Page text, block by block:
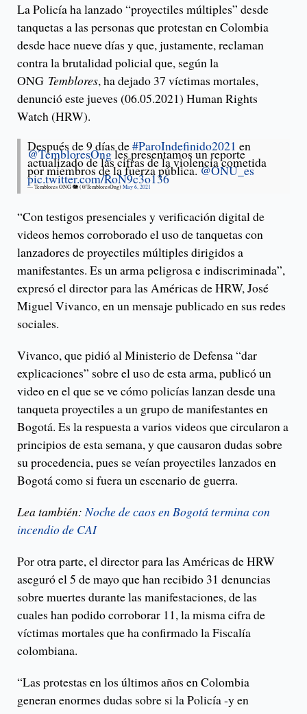
La Policía ha lanzado “proyectiles múltiples” desde
tanquetas a las personas que protestan en Colombia
desde hace nueve días y que, justamente, reclaman
contra la brutalidad policial que, según la
ONG Temblores, ha dejado 37 víctimas mortales,
denunció este jueves (06.05.2021) Human Rights
Watch (HRW).
Después de 9 días de#ParoIndefinido2021 en
@TembloresOngles presentamos un reporte
actualizado de las cifras de la violencia cometida
por miembros de la fuerza pública.@ONU_es
pic.twitter.com/RoN9c3o136
— Temblores ONG 🐘 (@TembloresOng) May 6, 2021
“Con testigos presenciales y verificación digital de
videos hemos corroborado el uso de tanquetas con
lanzadores de proyectiles múltiples dirigidos a
manifestantes. Es un arma peligrosa e indiscriminada”,
expresó el director para las Américas de HRW, José
Miguel Vivanco, en un mensaje publicado en sus redes
sociales.
Vivanco, que pidió al Ministerio de Defensa “dar
explicaciones” sobre el uso de esta arma, publicó un
video en el que se ve cómo policías lanzan desde una
tanqueta proyectiles a un grupo de manifestantes en
Bogotá. Es la respuesta a varios videos que circularon a
principios de esta semana, y que causaron dudas sobre
su procedencia, pues se veían proyectiles lanzados en
Bogotá como si fuera un escenario de guerra.
Lea también:Noche de caos en Bogotá termina con
incendio de CAI
Por otra parte, el director para las Américas de HRW
aseguró el 5 de mayo que han recibido 31 denuncias
sobre muertes durante las manifestaciones, de las
cuales han podido corroborar 11, la misma cifra de
víctimas mortales que ha confirmado la Fiscalía
colombiana.
“Las protestas en los últimos años en Colombia
generan enormes dudas sobre si la Policía -y en